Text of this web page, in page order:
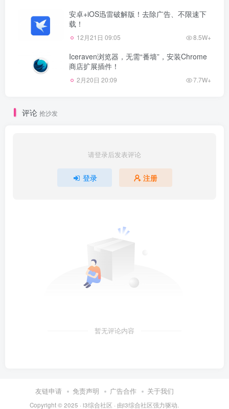
安卓+iOS迅雷破解版！去除广告、不限速下
载！
12月21日 09:05 8.5W+
Iceraven浏览器，无需“番墙”，安装Chrome
商店扩展插件！
2月20日 20:09 7.7W+
评论 抢沙发
请登录后发表评论
登录 注册
暂无评论内容
友链申请 免责声明 广告合作 关于我们
Copyright © 2025 · i3综合社区 · 由i3综合社区强力驱动.